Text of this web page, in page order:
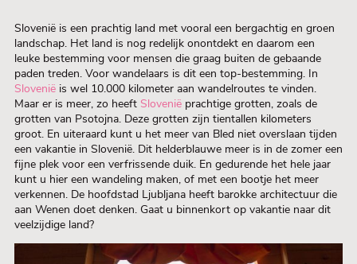
Slovenië is een prachtig land met vooral een bergachtig en groen
landschap. Het land is nog redelijk onontdekt en daarom een
leuke bestemming voor mensen die graag buiten de gebaande
paden treden. Voor wandelaars is dit een top-bestemming. In
Slovenië is wel 10.000 kilometer aan wandelroutes te vinden.
Maar er is meer, zo heeft Slovenië prachtige grotten, zoals de
grotten van Psotojna. Deze grotten zijn tientallen kilometers
groot. En uiteraard kunt u het meer van Bled niet overslaan tijden
een vakantie in Slovenië. Dit helderblauwe meer is in de zomer een
fijne plek voor een verfrissende duik. En gedurende het hele jaar
kunt u hier een wandeling maken, of met een bootje het meer
verkennen. De hoofdstad Ljubljana heeft barokke architectuur die
aan Wenen doet denken. Gaat u binnenkort op vakantie naar dit
veelzijdige land?